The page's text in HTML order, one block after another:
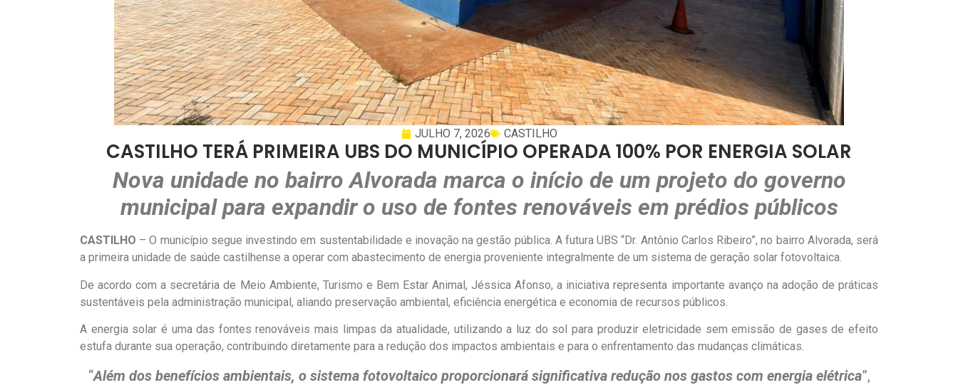
JULHO 7, 2026 CASTILHO
CASTILHO TERÁ PRIMEIRA UBS DO MUNICÍPIO OPERADA 100% POR ENERGIA SOLAR
Nova unidade no bairro Alvorada marca o início de um projeto do governo
municipal para expandir o uso de fontes renováveis em prédios públicos
CASTILHO – O município segue investindo em sustentabilidade e inovação na gestão pública. A futura UBS “Dr. Antônio Carlos Ribeiro”, no bairro Alvorada, será
a primeira unidade de saúde castilhense a operar com abastecimento de energia proveniente integralmente de um sistema de geração solar fotovoltaica.
De acordo com a secretária de Meio Ambiente, Turismo e Bem Estar Animal, Jéssica Afonso, a iniciativa representa importante avanço na adoção de práticas
sustentáveis pela administração municipal, aliando preservação ambiental, eficiência energética e economia de recursos públicos.
A energia solar é uma das fontes renováveis mais limpas da atualidade, utilizando a luz do sol para produzir eletricidade sem emissão de gases de efeito
estufa durante sua operação, contribuindo diretamente para a redução dos impactos ambientais e para o enfrentamento das mudanças climáticas.
“Além dos benefícios ambientais, o sistema fotovoltaico proporcionará significativa redução nos gastos com energia elétrica”,